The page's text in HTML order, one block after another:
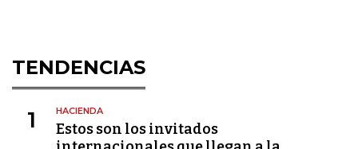
TENDENCIAS
1 HACIENDA
Estos son los invitados